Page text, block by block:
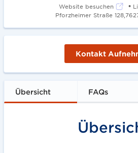
Übersicht FAQs
Website besuchen •
Pforzheimer Straße
Kontakt